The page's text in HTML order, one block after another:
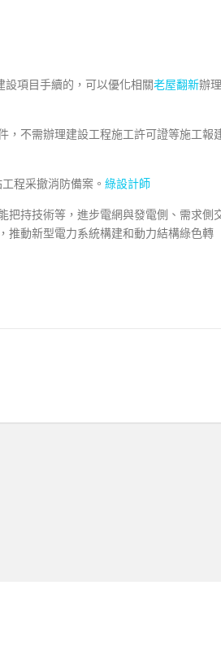
項目手續的，可以優化相關老屋翻新辦理
，不需辦理建設工程施工許可證等施工報
程采撤消防備案。 綠設計師
把持技術等，進步電網與發電側、需求側
推動新型電力系統構建和動力結構綠色轉